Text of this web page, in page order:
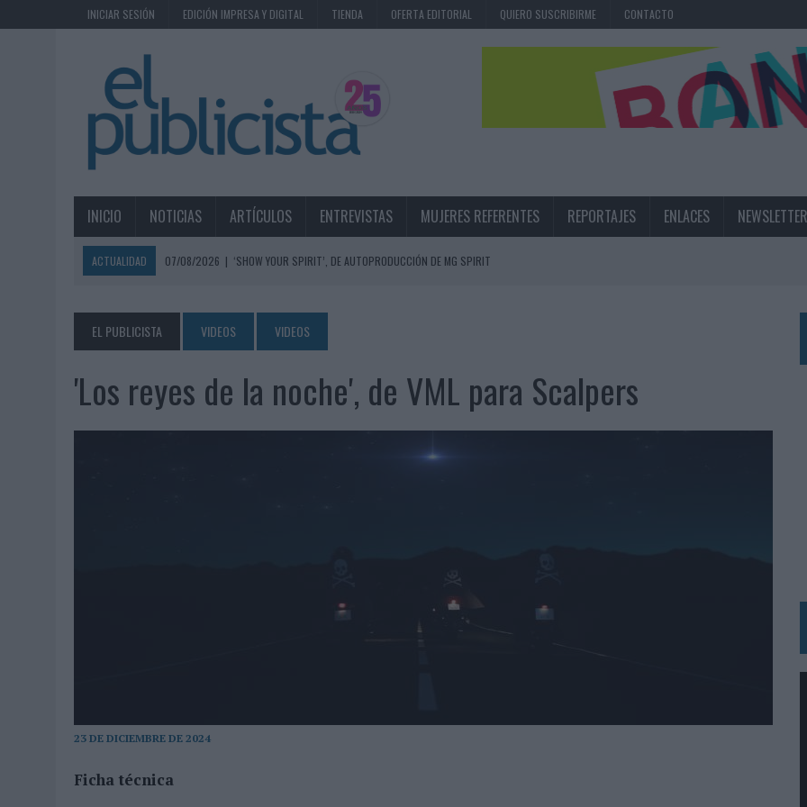
INICIAR SESIÓN EDICIÓN IMPRESA Y DIGITAL TIENDA OFERTA EDITORIAL QUIERO SUSCRIBIRME CONTACTO
INICIO NOTICIAS ARTÍCULOS ENTREVISTAS MUJERES REFERENTES REPORTAJES ENLACES NEWSLETTER
ACTUALIDAD 07/08/2026 | ‘SHOW YOUR SPIRIT’, DE AUTOPRODUCCIÓN DE MG SPIRIT
07/08/2026 | MG SPIRIT RELANZA SU MARCA CON UNA ESTRATEGIA 360º CENTRADA EN EL ORIGEN BARCELONÉS
PATRÓN CONVIERTE EL NUEVO SINGLE DE ARÓN PIPER EN UNA EXPERIENCIA DE MARCA EN IBIZA
07/08/2026
EL VERANO PONE A PRUEBA LA ESTRATEGIA DIGITAL DE LAS MARCAS
SYSTEM1 NOMBRA A KIMBERLY BASTONI COMO NUEVA DIRECTORA COMERCIAL GLOBAL
05/08/2026 | FABRA COMUNICACIÓN INCORPORA A CASONÁ Y ASUME LA GESTIÓN DE SUS RELACIONES CON LOS MEDIOS
EL PUBLICISTA VIDEOS VIDEOS
'Los reyes de la noche', de VML para Scalpers
23 DE DICIEMBRE DE 2024
Ficha técnica